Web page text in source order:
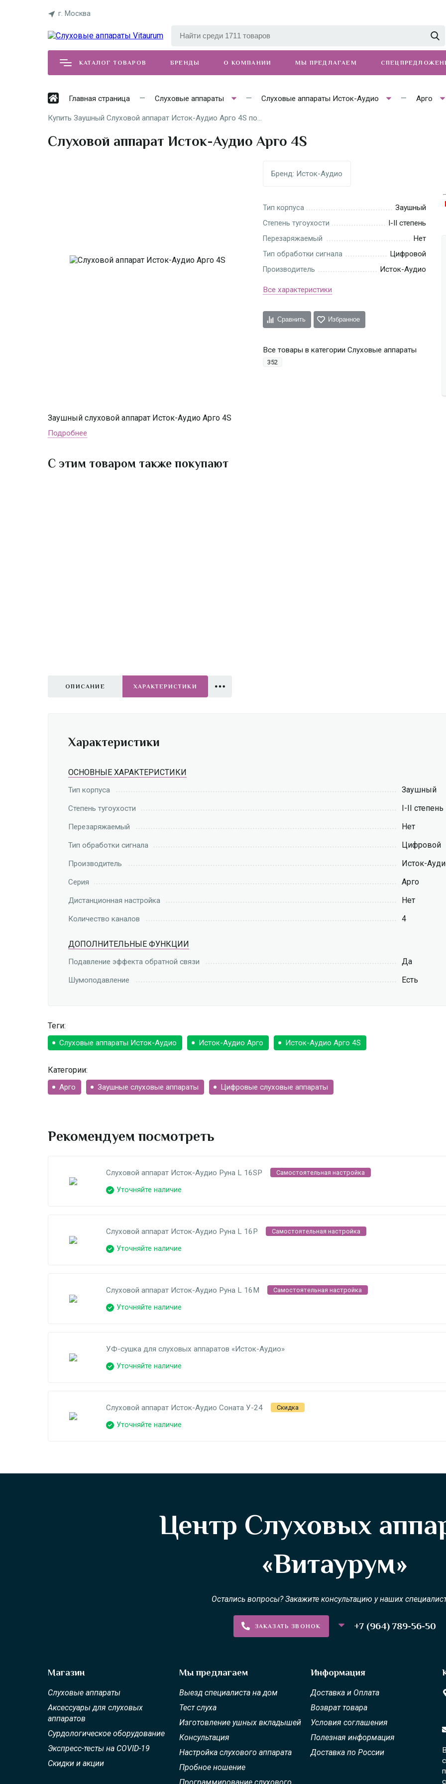
г. Москва
КАТАЛОГ ТОВАРОВ БРЕНДЫ О КОМПАНИИ МЫ ПРЕДЛАГАЕМ
Главная страница Слуховые аппараты Слуховые аппараты Исток-Аудио Арго
Купить Заушный Слуховой аппарат Исток-Аудио Арго 4S по...
Слуховой аппарат Исток-Аудио Арго 4S
Бренд: Исток-Аудио
Тип корпуса Заушный
Степень тугоухости I-II степень
Перезаряжаемый Нет
Тип обработки сигнала Цифровой
Производитель Исток-Аудио
Все характеристики
Сравнить Избранное
Все товары в категории Слуховые аппараты
352
Заушный слуховой аппарат Исток-Аудио Арго 4S
Подробнее
С этим товаром также покупают
ОПИСАНИЕ ХАРАКТЕРИСТИКИ
Характеристики
ОСНОВНЫЕ ХАРАКТЕРИСТИКИ
Тип корпуса Заушный
Степень тугоухости I-II степень
Перезаряжаемый Нет
Тип обработки сигнала Цифровой
Производитель Исток-
Серия Арго
Дистанционная настройка Нет
Количество каналов 4
ДОПОЛНИТЕЛЬНЫЕ ФУНКЦИИ
Подавление эффекта обратной связи Да
Шумоподавление Есть
Теги:
Слуховые аппараты Исток-Аудио Исток-Аудио Арго Исток-Аудио Арго 4S
Категории:
Арго Заушные слуховые аппараты Цифровые слуховые аппараты
Рекомендуем посмотреть
Слуховой аппарат Исток-Аудио Руна L 16SP Самостоятельная настройка
Уточняйте наличие
Слуховой аппарат Исток-Аудио Руна L 16P Самостоятельная настройка
Уточняйте наличие
Слуховой аппарат Исток-Аудио Руна L 16M Самостоятельная настройка
Уточняйте наличие
УФ-сушка для слуховых аппаратов «Исток-Аудио»
Уточняйте наличие
Слуховой аппарат Исток-Аудио Соната У-24 Скидка
Уточняйте наличие
Центр Слуховых
«Витаурум»
Остались вопросы? Закажите консультацию у наших
ЗАКАЗАТЬ ЗВОНОК +7 (964) 789-56-50
Магазин
Слуховые аппараты
Аксессуары для слуховых
аппаратов
Сурдологическое оборудование
Экспресс-тесты на COVID-19
Скидки и акции
Мы предлагаем
Выезд специалиста на дом
Тест слуха
Изготовление ушных вкладышей
Консультация
Настройка слухового аппарата
Пробное ношение
Информация
Доставка и Оплата
Возврат товара
Условия соглашения
Полезная информация
Доставка по России